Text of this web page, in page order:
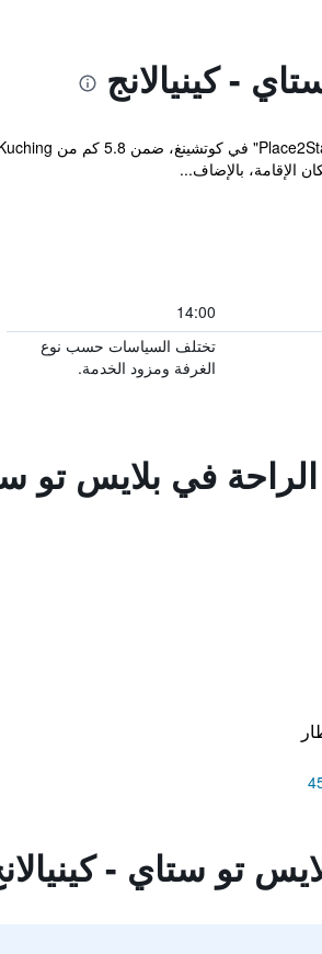
- كينيالانج
الإقامة، بالإضاف...
14:00
تختلف السياسات حسب نوع
الغرفة ومزود الخدمة.
في بلايس تو
تو ستاي -